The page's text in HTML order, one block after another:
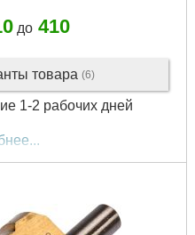
до 410
товара (6)
1-2 рабочих дней